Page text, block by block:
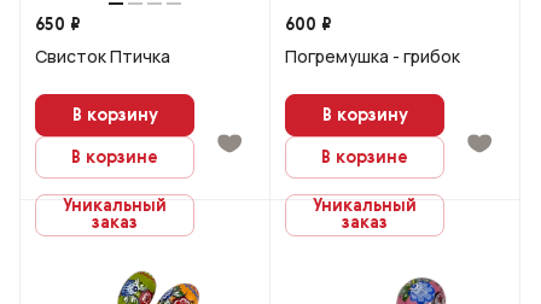
650 ₽
Свисток Птичка
В корзину
В корзине
Уникальный
заказ
600 ₽
Погремушка - грибок
В корзину
В корзине
Уникальный
заказ